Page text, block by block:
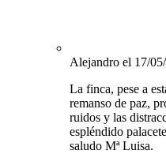
Alejandro el 17/
La finca, pese a
remanso de paz,
ruidos y las
espléndido
saludo Mª Luisa.